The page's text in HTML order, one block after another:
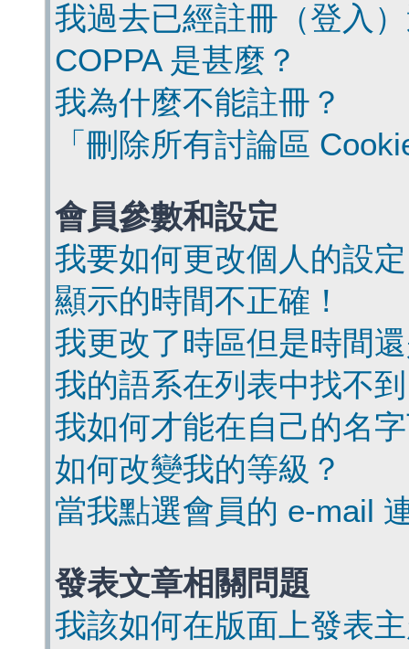
我過去已經註冊（登入
COPPA 是甚麼？
我為什麼不能註冊？
「刪除所有討論區
會員參數和設定
我要如何更改個人的設
顯示的時間不正確！
我更改了時區但是時間
我的語系在列表中找不
我如何才能在自己的名
如何改變我的等級？
當我點選會員的 e-mail
發表文章相關問題
我該如何在版面上發表